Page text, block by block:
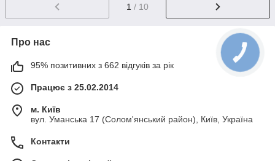
1 / 10
Про нас
95% позитивних з 662 відгуків за рік
Працює з 25.02.2014
м. Київ
вул. Уманська 17 (Солом'янський район), Київ, Україна
Контакти